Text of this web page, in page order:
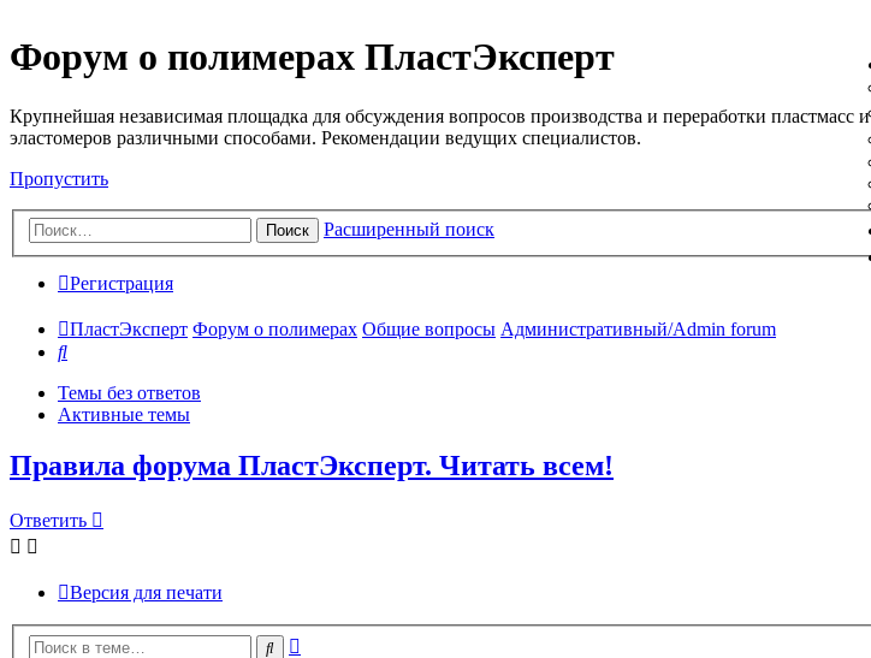
Форум о полимерах ПластЭксперт
Крупнейшая независимая площадка для обсуждения вопросов производства и переработки пластмасс и
эластомеров различными способами. Рекомендации ведущих специалистов.
Пропустить
Поиск Расширенный поиск
Регистрация
ПластЭксперт Форум о полимерах Общие вопросы Административный/Admin forum
Поиск
Темы без ответов
Активные темы
Правила форума ПластЭксперт. Читать всем!
Ответить
Версия для печати
Поиск